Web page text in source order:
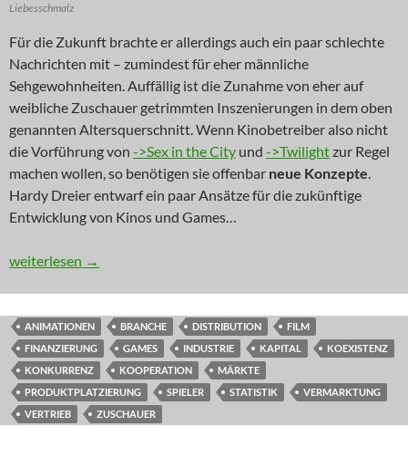
Liebesschmalz
Für die Zukunft brachte er allerdings auch ein paar schlechte
Nachrichten mit – zumindest für eher männliche
Sehgewohnheiten. Auffällig ist die Zunahme von eher auf
weibliche Zuschauer getrimmten Inszenierungen in dem oben
genannten Altersquerschnitt. Wenn Kinobetreiber also nicht
die Vorführung von ->Sex in the City und ->Twilightzur Regel
machen wollen, so benötigen sie offenbar neue Konzepte.
Hardy Dreier entwarf ein paar Ansätze für die zukünftige
Entwicklung von Kinos und Games…
REPORT VOR ORT: Carrie und Bella erobern das Kino
weiterlesen →
ANIMATIONEN BRANCHE DISTRIBUTION
FILM
FINANZIERUNG
GAMES INDUSTRIE KAPITAL
KOEXISTENZ
KONKURRENZ
KOOPERATION
MÄRKTE
PRODUKTPLATZIERUNG
SPIELER STATISTIK
VERMARKTUNG
VERTRIEB
ZUSCHAUER